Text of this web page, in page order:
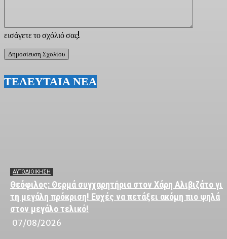
εισάγετε το σχόλιό σας!
ΤΕΛΕΥΤΑΙΑ ΝΕΑ
ΑΥΤΟΔΙΟΙΚΗΣΗ
Θεόφιλος: Θερμά συγχαρητήρια στον Χάρη Αλιβιζάτο για
τη μεγάλη πρόκριση! Ευχές να πετάξει ακόμη πιο ψηλά
στον μεγάλο τελικό!
07/08/2026